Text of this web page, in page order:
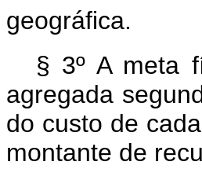
geográfica.
§ 3º A meta
agregada
do custo de
montante de